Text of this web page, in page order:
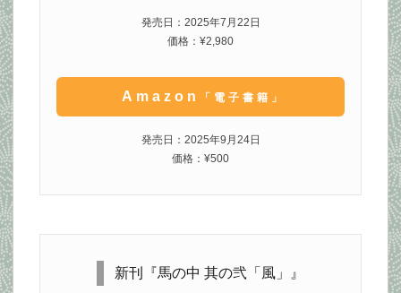
発売日：2025年7月22日
価格：¥2,980
Amazon 「電子書籍」
発売日：2025年9月24日
価格：¥500
新刊『馬の中 其の弐「風」』